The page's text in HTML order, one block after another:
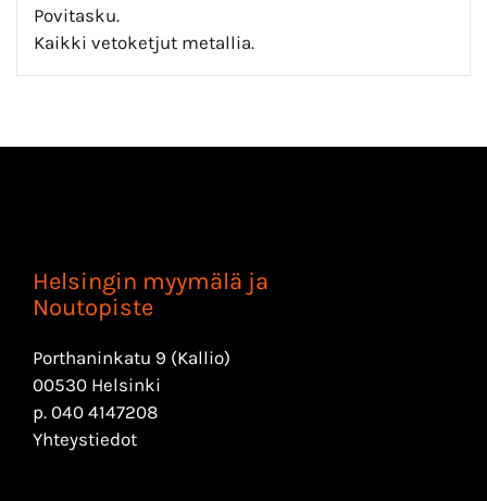
Povitasku.
Kaikki vetoketjut metallia.
Helsingin myymälä ja
Noutopiste
Porthaninkatu 9 (Kallio)
00530 Helsinki
p. 040 4147208
Yhteystiedot